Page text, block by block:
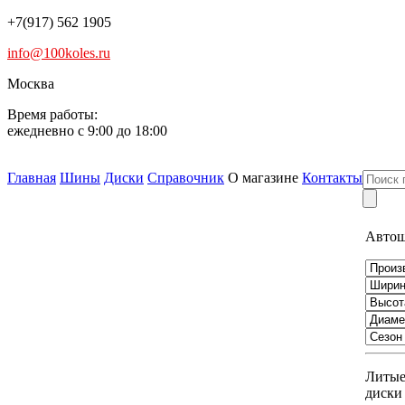
+7(917) 562 1905
info@100koles.ru
Москва
Время работы:
ежедневно с 9:00 до 18:00
Главная Шины Диски Справочник О магазине Контакты
Литые
диски